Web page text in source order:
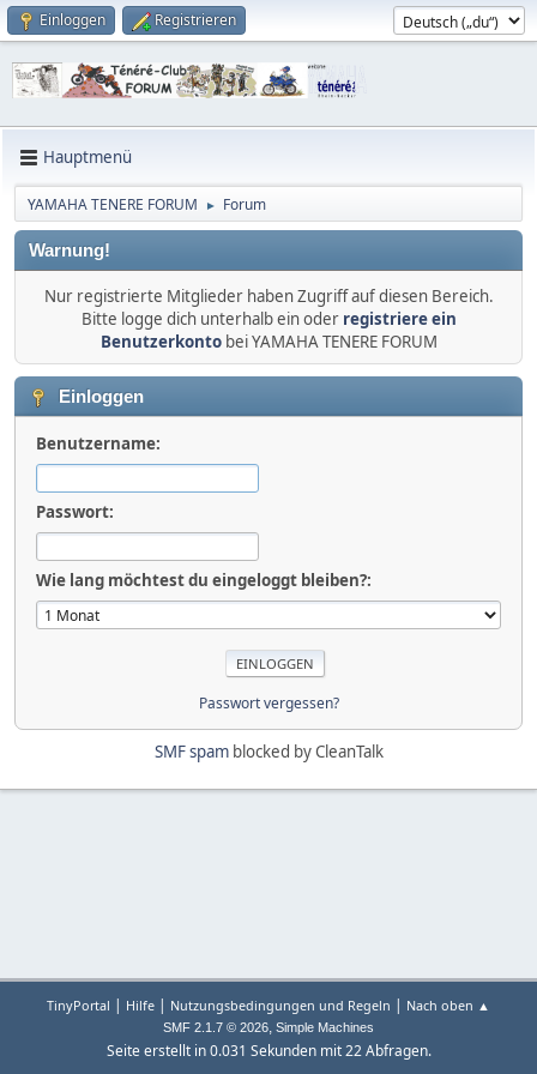
Einloggen Registrieren
Hauptmenü
YAMAHA TENERE FORUM ► Forum
Warnung!
Nur registrierte Mitglieder haben Zugriff auf diesen Bereich.
Bitte logge dich unterhalb ein oder registriere ein
Benutzerkontobei YAMAHA TENERE FORUM
Einloggen
Benutzername:
Passwort:
Wie lang möchtest du eingeloggt bleiben?:
Passwort vergessen?
SMF spamblocked by CleanTalk
TinyPortal | Hilfe | Nutzungsbedingungen und Regeln | Nach oben ▲
SMF 2.1.7 © 2026, Simple Machines
Seite erstellt in 0.031 Sekunden mit 22 Abfragen.